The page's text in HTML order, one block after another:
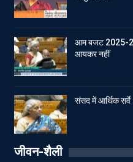
आम बजट 2025-
आयकर नहीं
संसद में आर्थिक
जीवन-शैली